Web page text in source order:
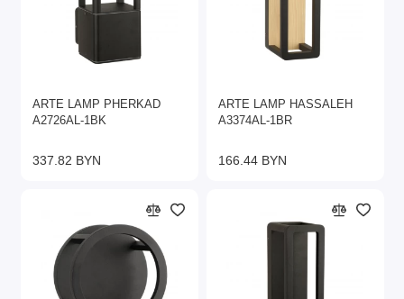
ARTE LAMP PHERKAD
A2726AL-1BK
337.82 BYN
ARTE LAMP HASSALEH
A3374AL-1BR
166.44 BYN